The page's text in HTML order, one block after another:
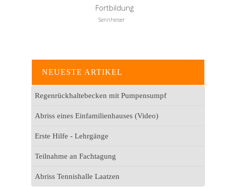
Fortbildung
Sennheiser
NEUESTE ARTIKEL
Regenrückhaltebecken mit Pumpensumpf
Abriss eines Einfamilienhauses (Video)
Erste Hilfe - Lehrgänge
Teilnahme an Fachtagung
Abriss Tennishalle Laatzen